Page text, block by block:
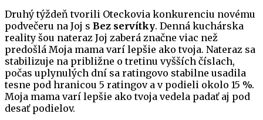
Druhý týždeň tvorili Oteckovia konkurenciu novému
podvečeru na Joj s Bez servítky. Denná kuchárska
reality šou nateraz Joj zaberá značne viac než
predošlá Moja mama varí lepšie ako tvoja. Nateraz sa
stabilizuje na približne o tretinu vyšších číslach,
počas uplynulých dní sa ratingovo stabilne usadila
tesne pod hranicou 5 ratingov a v podieli okolo 15 %.
Moja mama varí lepšie ako tvoja vedela padať aj pod
desať podielov.